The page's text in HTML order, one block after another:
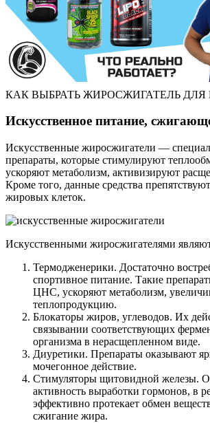
КАК ВЫБРАТЬ ЖИРОСЖИГАТЕЛЬ ДЛЯ
Искусственное питание,
Искусственные жиросжигатели —
препараты, которые стимулируют
ускоряют метаболизм, активизируют
Кроме того, данные средства
жировых клеток.
Искусственными жиросжигателями
Термодженерики. Достаточно
спортивное питание. Такие
ЦНС, ускоряют метаболизм,
теплопродукцию.
Блокаторы жиров, углеводов. Их
связывании соответствующих
организма в нерасщепленном виде.
Диуретики. Препараты оказывают
мочегонное действие.
Стимуляторы щитовидной железы.
активность выработки гормонов, в
эффективно протекает обмен
сжигание жира.